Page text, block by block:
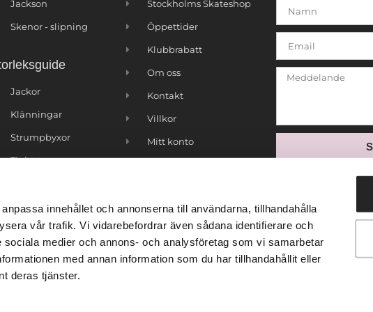
innehållet och annonserna till användarna, tillhandahålla
vår trafik. Vi vidarebefordrar även sådana identifierare och
medier och annons- och analysföretag som vi samarbetar
med annan information som du har tillhandahållit eller
deras tjänster.
Jackson
Skenor - slipning
Jackor
Klänningar
Strumpbyxor
Tights
Stockholms Skateshop
Öppettider
Klubbrabatt
Om oss
Kontakt
Villkor
Mitt konto